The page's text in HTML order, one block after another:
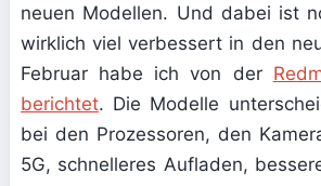
neuen Modellen. Und dabei ist
wirklich viel verbessert in den
Februar habe ich von der
berichtet. Die Modelle
bei den Prozessoren, den
5G, schnelleres Aufladen,